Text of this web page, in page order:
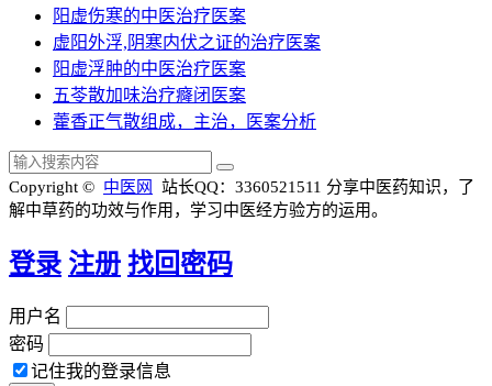
阳虚伤寒的中医治疗医案
虚阳外浮,阴寒内伏之证的治疗医案
阳虚浮肿的中医治疗医案
五苓散加味治疗癃闭医案
藿香正气散组成，主治，医案分析
Copyright © 中医网 站长QQ：3360521511 分享中医药知识，了
解中草药的功效与作用，学习中医经方验方的运用。
登录 注册 找回密码
用户名
密码
记住我的登录信息